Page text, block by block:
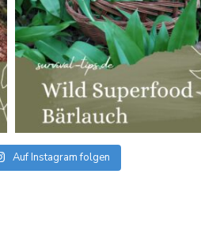
Auf Instagram folgen